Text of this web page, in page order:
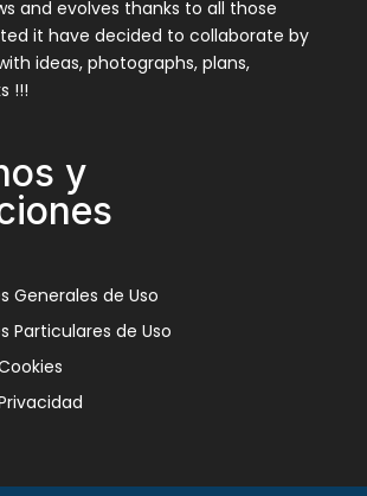
and evolves thanks to all those
it have decided to collaborate by
ideas, photographs, plans,
!!!
y
Generales de Uso
Particulares de Uso